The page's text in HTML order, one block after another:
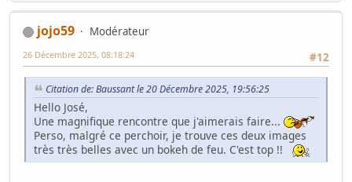
jojo59
Modérateur
#12
26 Décembre 2025, 08:18:24
Citation de: Baussant le 20 Décembre 2025, 19:56:25
Hello José,
Une magnifique rencontre que j'aimerais faire...
Perso, malgré ce perchoir, je trouve ces deux images
très très belles avec un bokeh de feu. C'est top !!